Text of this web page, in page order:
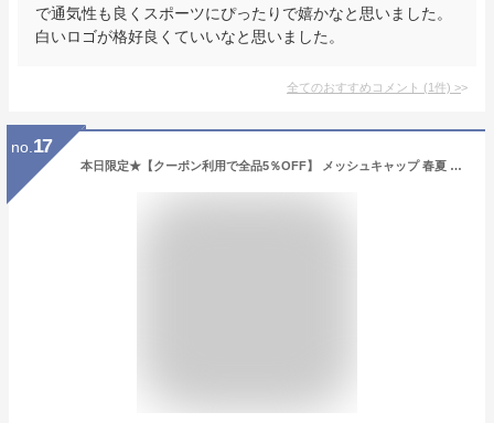
で通気性も良くスポーツにぴったりで嬉かなと思いました。
白いロゴが格好良くていいなと思いました。
全てのおすすめコメント (1件) >
no. 17
本日限定★【クーポン利用で全品5％OFF】 メッシュキャップ 春夏 帽子 アディダス 帽子 クーリングキャップ キャップ adidas 野球帽 メンズ フリーサイズ 涼しい 熱中症対策 レディース 送料無料 全3色 父の日 プレゼント adidas 帽子 通販 誕生日 ギフト